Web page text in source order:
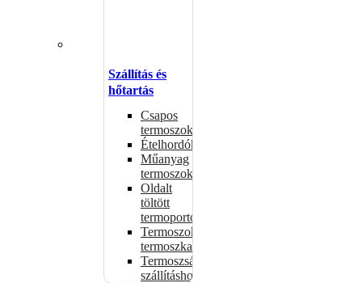
Szállítás és
hőtartás
Csapos
termoszok
Ételhordók
Műanyag
termoszok
Oldalt
töltött
termoportok
Termoszok,
termoszkannák
Termoszsákok
szállításhoz